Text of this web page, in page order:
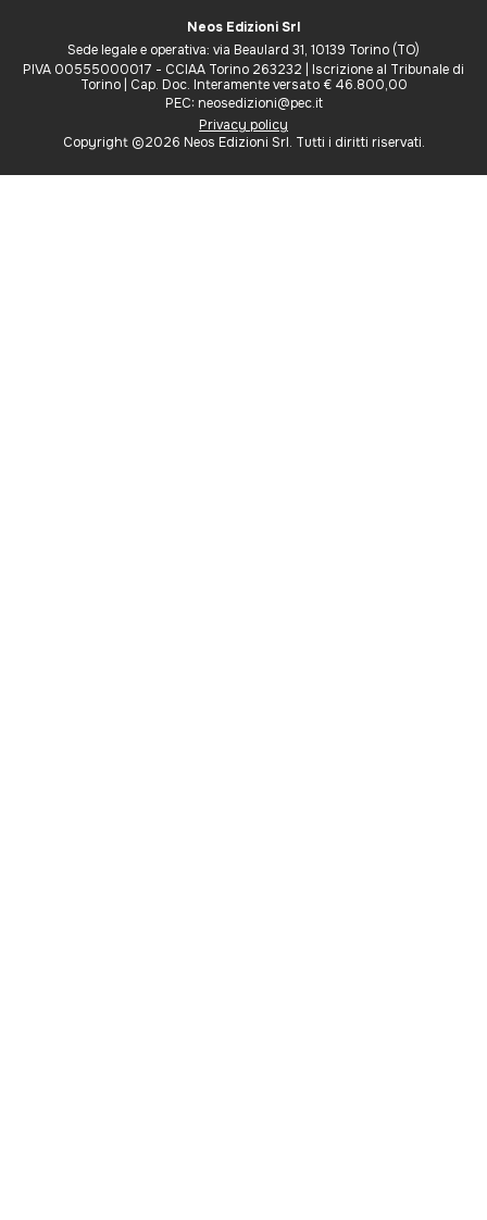
Neos Edizioni Srl
Sede legale e operativa: via Beaulard 31, 10139 Torino (TO)
PIVA 00555000017 - CCIAA Torino 263232 | Iscrizione al Tribunale di
Torino | Cap. Doc. Interamente versato € 46.800,00
PEC: neosedizioni@pec.it
Privacy policy
Copyright ©2026 Neos Edizioni Srl. Tutti i diritti riservati.